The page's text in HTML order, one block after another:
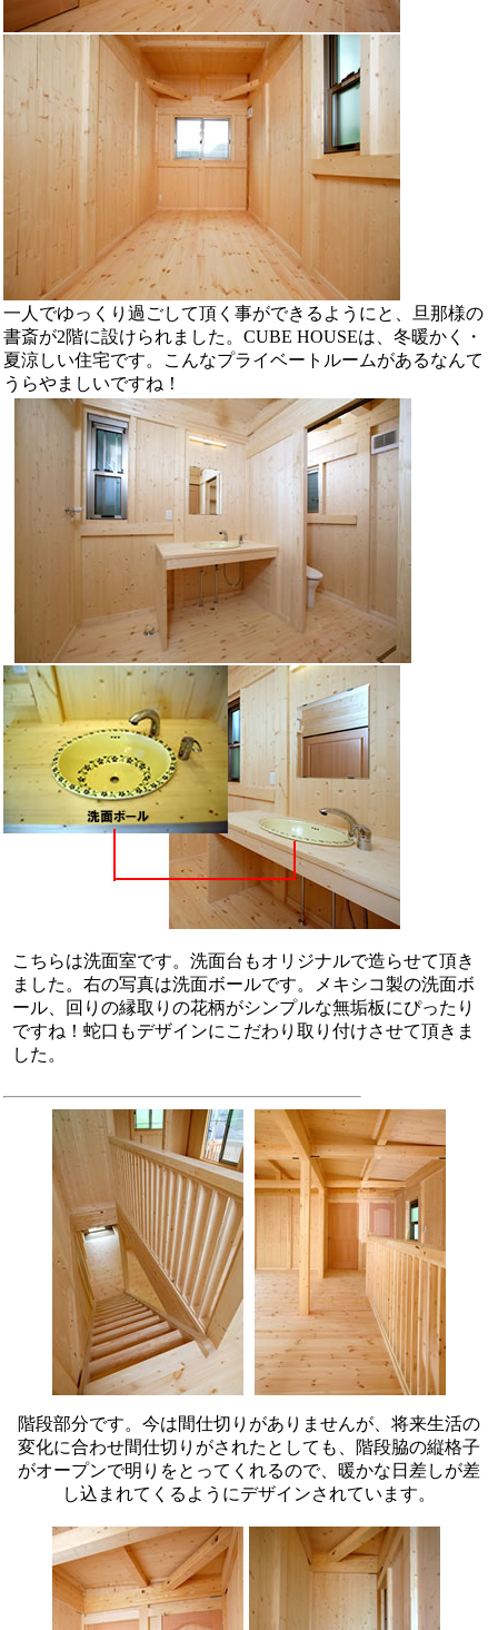
一人でゆっくり過ごして頂く事ができるようにと、旦那様の
書斎が2階に設けられました。CUBE HOUSEは、冬暖かく・
夏涼しい住宅です。こんなプライベートルームがあるなんて
うらやましいですね！
こちらは洗面室です。洗面台もオリジナルで造らせて頂き
ました。右の写真は洗面ボールです。メキシコ製の洗面ボ
ール、回りの縁取りの花柄がシンプルな無垢板にぴったり
ですね！蛇口もデザインにこだわり取り付けさせて頂きま
した。
階段部分です。今は間仕切りがありませんが、将来生活の
変化に合わせ間仕切りがされたとしても、階段脇の縦格子
がオープンで明りをとってくれるので、暖かな日差しが差
し込まれてくるようにデザインされています。